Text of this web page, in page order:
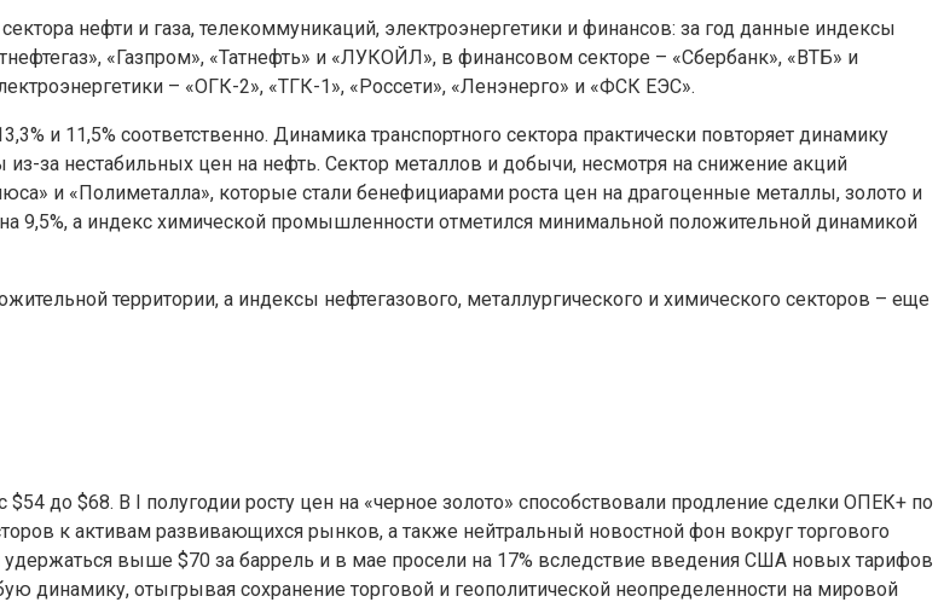
нефти и газа, телекоммуникаций, электроэнергетики и финансов: за год данные индексы
«Газпром», «Татнефть» и «ЛУКОЙЛ», в финансовом секторе – «Сбербанк», «ВТБ» и
– «ОГК-2», «ТГК-1», «Россети», «Ленэнерго» и «ФСК ЕЭС».
11,5% соответственно. Динамика транспортного сектора практически повторяет динамику
за нестабильных цен на нефть. Сектор металлов и добычи, несмотря на снижение акций
и «Полиметалла», которые стали бенефициарами роста цен на драгоценные металлы, золото и
9,5%, а индекс химической промышленности отметился минимальной положительной динамикой
территории, а индексы нефтегазового, металлургического и химического секторов – еще
до $68. В I полугодии росту цен на «черное золото» способствовали продление сделки ОПЕК+ по
к активам развивающихся рынков, а также нейтральный новостной фон вокруг торгового
выше $70 за баррель и в мае просели на 17% вследствие введения США новых тарифов
динамику, отыгрывая сохранение торговой и геополитической неопределенности на мировой